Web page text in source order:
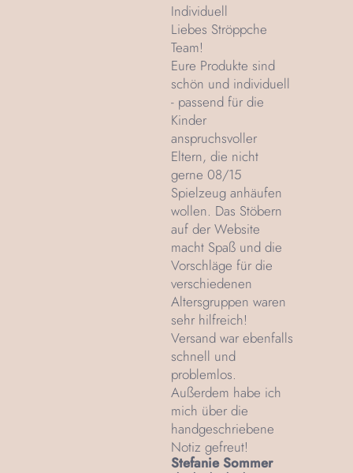
Individuell
Liebes Ströppche
Team!
Eure Produkte sind
schön und individuell
- passend für die
Kinder
anspruchsvoller
Eltern, die nicht
gerne 08/15
Spielzeug anhäufen
wollen. Das Stöbern
auf der Website
macht Spaß und die
Vorschläge für die
verschiedenen
Altersgruppen waren
sehr hilfreich!
Versand war ebenfalls
schnell und
problemlos.
Außerdem habe ich
mich über die
handgeschriebene
Notiz gefreut!
Stefanie Sommer